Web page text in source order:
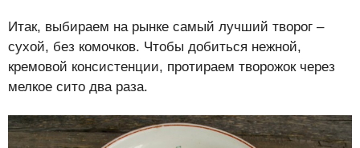
Итак, выбираем на рынке самый лучший творог –
сухой, без комочков. Чтобы добиться нежной,
кремовой консистенции, протираем творожок через
мелкое сито два раза.